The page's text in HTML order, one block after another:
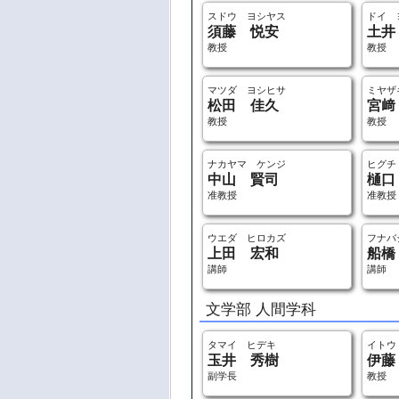
スドウ ヨシヤス
須藤 悦安
教授
ドイ
土
教授
マツダ ヨシヒサ
松田 佳久
教授
ミヤ
宮
教授
ナカヤマ ケンジ
中山 賢司
准教授
ヒグ
樋
准教授
ウエダ ヒロカズ
上田 宏和
講師
フナ
船
講師
文学部 人間学科
タマイ ヒデキ
玉井 秀樹
副学長
イト
伊
教授